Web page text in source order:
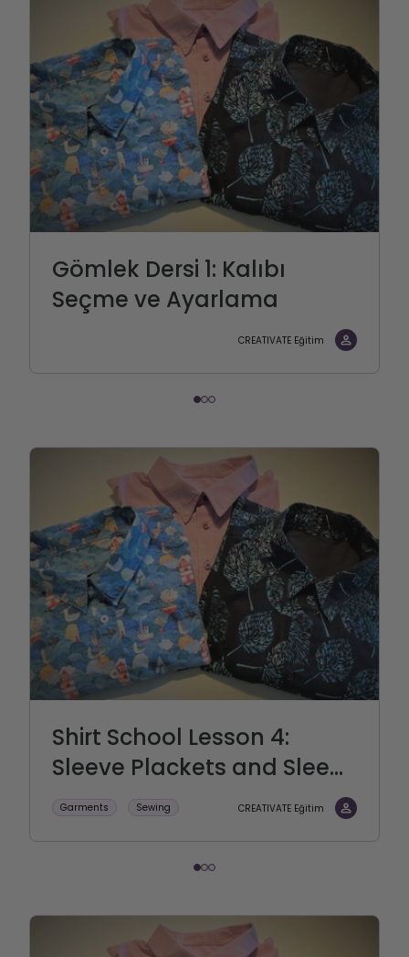
Gömlek Dersi 1: Kalıbı
Seçme ve Ayarlama
CREATIVATE Eğitim
Shirt School Lesson 4:
Sleeve Plackets and Slee...
Garments Sewing CREATIVATE Eğitim